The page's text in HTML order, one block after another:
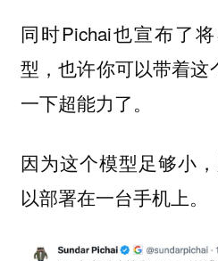
同时Pichai也宣布了
型，也许你可以带着
一下超能力了。
因为这个模型足够小
以部署在一台手机上。